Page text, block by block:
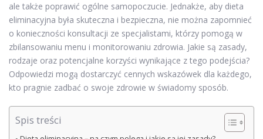
ale także poprawić ogólne samopoczucie. Jednakże, aby dieta
eliminacyjna była skuteczna i bezpieczna, nie można zapomnieć
o konieczności konsultacji ze specjalistami, którzy pomogą w
zbilansowaniu menu i monitorowaniu zdrowia. Jakie są zasady,
rodzaje oraz potencjalne korzyści wynikające z tego podejścia?
Odpowiedzi mogą dostarczyć cennych wskazówek dla każdego,
kto pragnie zadbać o swoje zdrowie w świadomy sposób.
Spis treści